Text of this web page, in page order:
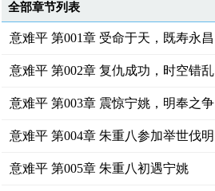
全部章节列表
意难平 第001章 受命于天，既寿永昌
意难平 第002章 复仇成功，时空错乱
意难平 第003章 震惊宁姚，明奉之争
意难平 第004章 朱重八参加举世伐明
意难平 第005章 朱重八初遇宁姚